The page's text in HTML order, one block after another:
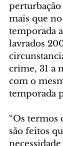
perturbação
mais que
temporada
lavrados
crime, 31 a
com o
temporada
“Os termos
são feitos